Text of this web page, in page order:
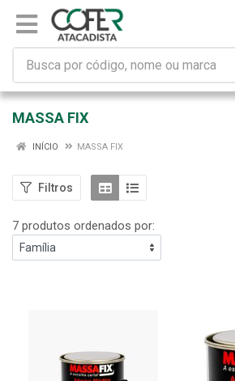
MASSA FIX
INÍCIO MASSA FIX
Filtros
7 produtos ordenados por: